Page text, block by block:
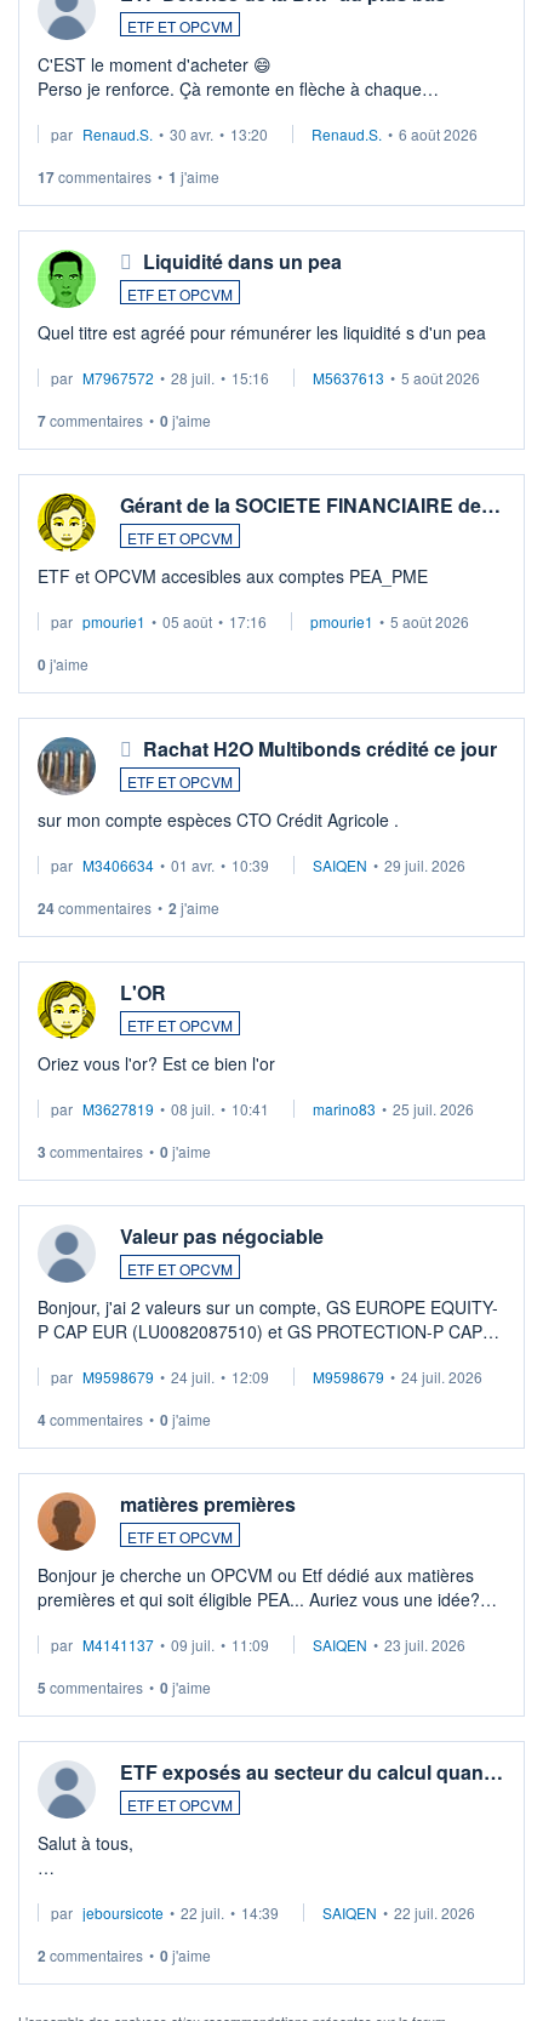
ETF ET OPCVM
C'EST le moment d'acheter 😄​
Perso je renforce. Çà remonte en flèche à chaque
Investissement long terme tip top pour sa retraite.
par Renaud.S. • 30 avr. • 13:20 Renaud.S. • 6 août 2026
17commentaires • 1 j'aime
Liquidité dans un pea
ETF ET OPCVM
Quel titre est agréé pour rémunérer les liquidité s d'un pea
par M7967572 • 28 juil. • 15:16 M5637613 • 5 août 2026
7commentaires • 0j'aime
Gérant de la SOCIETE FINANCIAIRE de…
ETF ET OPCVM
ETF et OPCVM accesibles aux comptes PEA_PME
par pmourie1 • 05 août • 17:16 pmourie1 • 5 août 2026
0j'aime
Rachat H2O Multibonds crédité ce jour
ETF ET OPCVM
sur mon compte espèces CTO Crédit Agricole .
par M3406634 • 01 avr. • 10:39 SAIQEN • 29 juil. 2026
24commentaires • 2 j'aime
L'OR
ETF ET OPCVM
Oriez vous l'or? Est ce bien l'or
par M3627819 • 08 juil. • 10:41 marino83 • 25 juil. 2026
3 commentaires • 0j'aime
Valeur pas négociable
ETF ET OPCVM
Bonjour, j'ai 2 valeurs sur un compte, GS EUROPE EQUITY-
P CAP EUR (LU0082087510) et GS PROTECTION-P CAP
veux procéder à la vente, on me signale ...
par M9598679 • 24 juil. • 12:09 M9598679 • 24 juil. 2026
4commentaires • 0j'aime
matières premières
ETF ET OPCVM
Bonjour je cherche un OPCVM ou Etf dédié aux matières
premières et qui soit éligible PEA... Auriez vous une idée?
par M4141137 • 09 juil. • 11:09 SAIQEN • 23 juil. 2026
5 commentaires • 0j'aime
ETF exposés au secteur du calcul quan…
ETF ET OPCVM
Salut à tous,
via un ETF plutôt que des actions individuelles.
Idéalement, je voudrais qu'il soit éligible au PEA.
Pour l' ...
par jeboursicote • 22 juil. • 14:39 SAIQEN • 22 juil. 2026
2 commentaires • 0j'aime